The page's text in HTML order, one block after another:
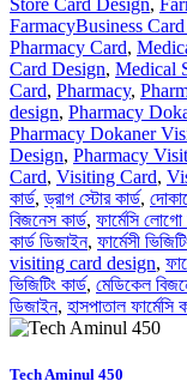
FarmacyBusiness
Pharmacy Card,
Card Design, Medical
Card, Pharmacy,
design, Pharmacy
Pharmacy Dokaner
Design, Pharmacy
Card, Visiting Card,
কার্ড, ড্রাগ স্টোর কার্ড,
বিজনেস কার্ড, ফার্মেসি লোগো
কার্ড ডিজাইন, ফার্মেসী
visiting card design,
ভিজিটিং কার্ড, মেডিকেল
ডিজাইন, হাসপাতাল ফার্মেসি
Tech Aminul 450